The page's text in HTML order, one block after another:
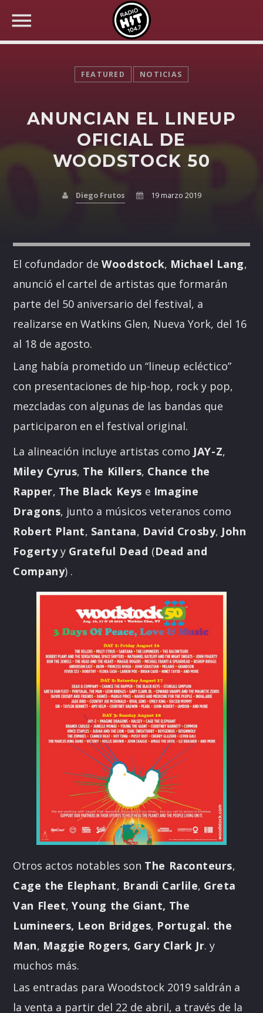
BUSCAR EN RADIO HIT
COMPARTE EN...
FEATURED NOTICIAS
ANUNCIAN EL LINEUP
OFICIAL DE
WOODSTOCK 50
Diego Frutos 19 marzo 2019
El cofundador deWoodstock, Michael Lang,
anunció el cartel de artistas que formarán
parte del 50 aniversario del festival, a
realizarse en Watkins Glen, Nueva York, del 16
al 18 de agosto.
Lang había prometido un “lineup ecléctico”
con presentaciones de hip-hop, rock y pop,
mezcladas con algunas de las bandas que
participaron en el festival original.
La alineación incluye artistas como JAY-Z,
Miley Cyrus, The Killers, Chance the
Rapper, The Black Keys e Imagine
Dragons, junto a músicos veteranos como
Robert Plant, Santana, David Crosby, John
Fogertyy Grateful Dead (Dead and
Company) .
Otros actos notables son The Raconteurs,
Cage the Elephant, Brandi Carlile, Greta
Van Fleet,Young the Giant, The
Lumineers, Leon Bridges, Portugal. the
Man, Maggie Rogers, Gary Clark Jr. y
muchos más.
Las entradas para Woodstock 2019 saldrán a
la venta a partir del 22 de abril, a través de la